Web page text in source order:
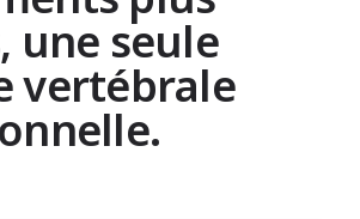
une seule
vertébrale